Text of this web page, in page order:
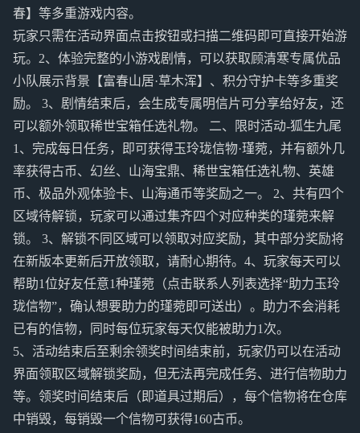
春】等多重游戏内容。
玩家只需在活动界面点击按钮或扫描二维码即可直接开始游
玩。2、体验完整的小游戏剧情，可以获取顾清寒专属优品
小队展示背景【富春山居·草木浑】、积分守护卡等多重奖
励。 3、剧情结束后，会生成专属明信片可分享给好友，还
可以额外领取稀世宝箱任选礼物。 二、限时活动-狐生九尾
1、完成每日任务，即可获得玉玲珑信物·瑾菀，并有额外几
率获得古币、幻丝、山海宝鼎、稀世宝箱任选礼物、英雄
币、极品外观体验卡、山海通币等奖励之一。 2、共有四个
区域待解锁，玩家可以通过集齐四个对应种类的瑾菀来解
锁。 3、解锁不同区域可以领取对应奖励，其中部分奖励将
在新版本更新后开放领取，请耐心期待。4、玩家每天可以
帮助1位好友任意1种瑾菀（点击联系人列表选择“助力玉玲
珑信物”，确认想要助力的瑾菀即可送出）。助力不会消耗
已有的信物，同时每位玩家每天仅能被助力1次。
5、活动结束后至剩余领奖时间结束前，玩家仍可以在活动
界面领取区域解锁奖励，但无法再完成任务、进行信物助力
等。领奖时间结束后（即道具过期后），每个信物将在仓库
中销毁，每销毁一个信物可获得160古币。